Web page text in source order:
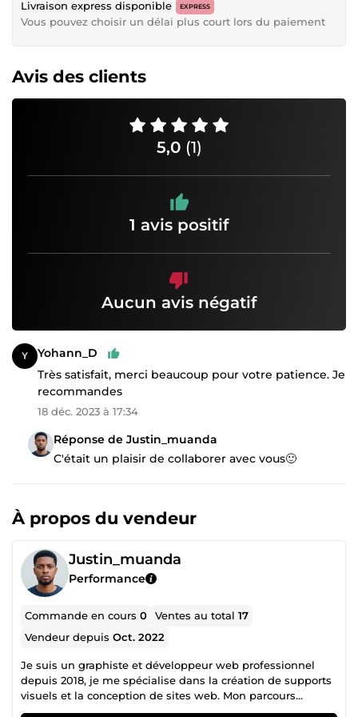
Livraison express disponible EXPRESS
Vous pouvez choisir un délai plus court lors du paiement
Avis des clients
5,0 (1)
1 avis positif
Aucun avis négatif
Yohann_D
Très satisfait, merci beaucoup pour votre patience. Je
recommandes
18 déc. 2023 à 17:34
Réponse de Justin_muanda
C'était un plaisir de collaborer avec vous🙂
À propos du vendeur
Justin_muanda
Performance
Commande en cours0 Ventes au total17
Vendeur depuisOct. 2022
Je suis un graphiste et développeur web professionnel
depuis 2018, je me spécialise dans la création de supports
visuels et la conception de sites web. Mon parcours
professionnel comprend une expérience significative,